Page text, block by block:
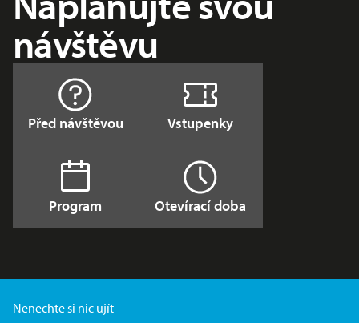
návštěvu
Před návštěvou Vstupenky
Program Otevírací doba
Nenechte si nic ujít